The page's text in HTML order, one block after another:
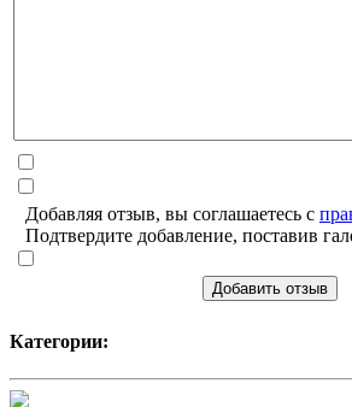
Добавляя отзыв, вы соглашаетесь с
Подтвердите добавление, поставив
Добавить отзыв
Категории: